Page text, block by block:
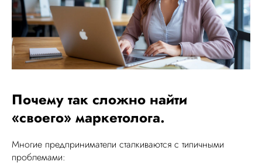
Почему так сложно найти
«своего» маркетолога.
Многие предприниматели сталкиваются с типичными
проблемами: